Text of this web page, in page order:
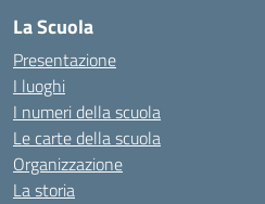
La Scuola
Presentazione
I luoghi
I numeri della scuola
Le carte della scuola
Organizzazione
La storia